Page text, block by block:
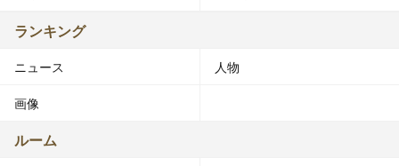
ランキング
ニュース 人物
画像
ルーム